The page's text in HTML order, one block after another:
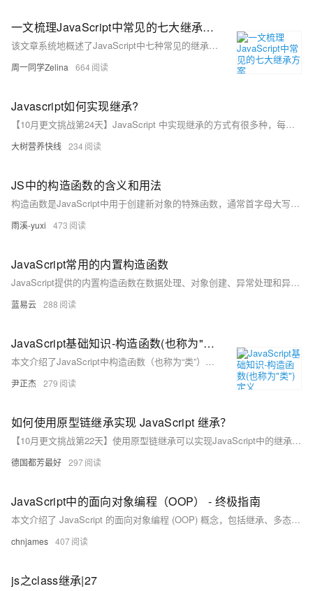
一文梳理JavaScript中常见的七大继承方案
该文章系统地概述了JavaScript中七种常见的继承模式，包括原型链继承、构造函数继承、组合继承、原型式继承、寄生式继承、寄生组合继承等，并探讨了每种模式的实现方式及其优缺点。
周一同学Zelina 664
Javascript如何实现继承?
【10月更文挑战第24天】JavaScript 中实现继承的方式有很多种，每种方式都有其优缺点和适用场景。在实际开发中，我们需要根据具体的需求和情况选择合适的继承方式，以实现代码的复用和扩展。
大树营养快线 234
JS中的构造函数的含义和用法
构造函数是JavaScript中用于创建新对象的特殊函数，通常首字母大写。通过`new`关键字调用构造函数，可以初始化具有相同属性和方法的对象实例，从而实现代码复用。例如，定义一个`Person`构造函数，可以通过传入不同的参数创建多个`Person`对象，每个对象都有自己的属性值。此外，构造函数还可以包含方法，使每个实例都能执行特定的操作。构造函数的静态属性仅能通过构造函数本身访问。ES6引入了`class`语法糖，简化了类的定义和实例化过程。
雨溪-yuxi 473
JavaScript常用的内置构造函数
JavaScript提供的内置构造函数在数据处理、对象创建、异常处理和异步操作等方面发挥了重要作用。掌握这些构造函数及其用法，对于开发高效、可靠的JavaScript应用至关重要。通过合理使用这些内置构造函数，开发者可以更好地管理和操作各种类型的数据，提升开发效率和代码质量。
蓝易云 288
JavaScript基础知识-构造函数(也称为"类")定义
本文介绍了JavaScript中构造函数（也称为“类”）的定义和使用方法。
尹正杰 279
如何使用原型链继承实现 JavaScript 继承？
【10月更文挑战第22天】使用原型链继承可以实现JavaScript中的继承关系，但需要注意其共享性、查找效率以及参数传递等问题，根据具体的应用场景合理地选择和使用继承方式，以满足代码的复用性和可维护性要求。
德国都芳最好 297
JavaScript中的面向对象编程（OOP） - 终极指南
本文介绍了 JavaScript 的面向对象编程 (OOP) 概念，包括继承、多态、封装和抽象等关键要素，并通过代码示例帮助开发者理解和应用 OOP 思维。
chnjames 407
js之class继承|27